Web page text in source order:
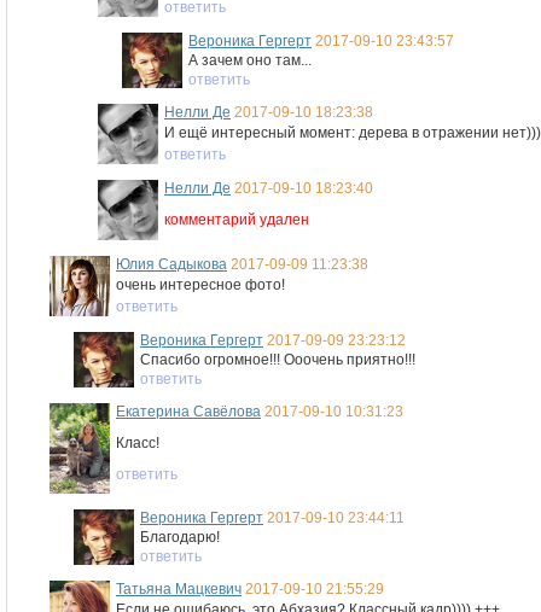
ответить
Вероника Гергерт 2017-09-10 23:43:57
А зачем оно там...
ответить
Нелли Де 2017-09-10 18:23:38
И ещё интересный момент: дерева в отражении
ответить
Нелли Де 2017-09-10 18:23:40
комментарий удален
Юлия Садыкова 2017-09-09 11:23:38
очень интересное фото!
ответить
Вероника Гергерт 2017-09-09 23:23:12
Спасибо огромное!!! Ооочень приятно!!!
ответить
Екатерина Савёлова 2017-09-10 10:31:23
Класс!
ответить
Вероника Гергерт 2017-09-10 23:44:11
Благодарю!
ответить
Татьяна Мацкевич 2017-09-10 21:55:29